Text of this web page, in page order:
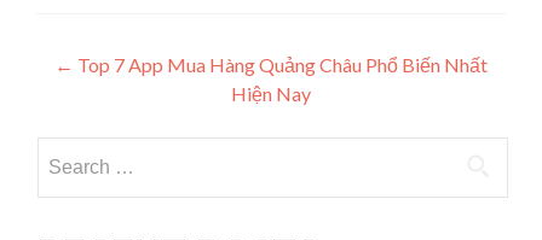
Post navigation
← Top 7 App Mua Hàng Quảng Châu Phổ Biến Nhất
Hiện Nay